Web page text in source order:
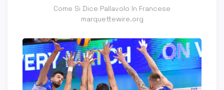
Come Si Dice Pallavolo In Francese
marquettewire.org